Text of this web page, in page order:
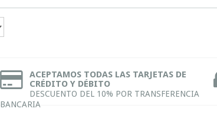
ACEPTAMOS TODAS LAS TARJETAS DE
CRÉDITO Y DÉBITO
DESCUENTO DEL 10% POR TRANSFERENCIA
BANCARIA